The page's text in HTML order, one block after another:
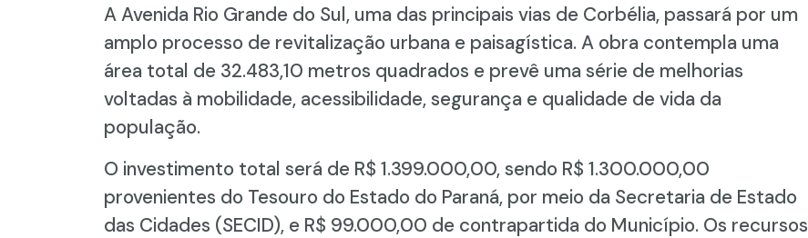
A Avenida Rio Grande do Sul, uma das principais vias de Corbélia, passará por um
amplo processo de revitalização urbana e paisagística. A obra contempla uma
área total de 32.483,10 metros quadrados e prevê uma série de melhorias
voltadas à mobilidade, acessibilidade, segurança e qualidade de vida da
população.
O investimento total será de R$ 1.399.000,00, sendo R$ 1.300.000,00
provenientes do Tesouro do Estado do Paraná, por meio da Secretaria de Estado
das Cidades (SECID), e R$ 99.000,00 de contrapartida do Município. Os recursos